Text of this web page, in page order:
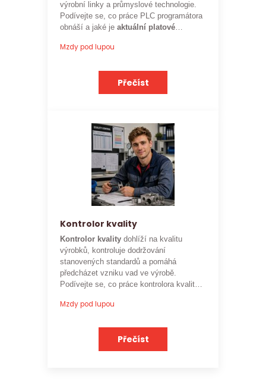
výrobní linky a průmyslové technologie.
Podívejte se, co práce PLC programátora
obnáší a jaké jeaktuální platové
Mzdy pod lupou
Přečíst
Kontrolor kvality
Kontrolor kvalitydohlíží na kvalitu
výrobků, kontroluje dodržování
stanovených standardů a pomáhá
předcházet vzniku vad ve výrobě.
Podívejte se, co práce kontrolora kvality
ohodnocení této profese
Mzdy pod lupou
Přečíst